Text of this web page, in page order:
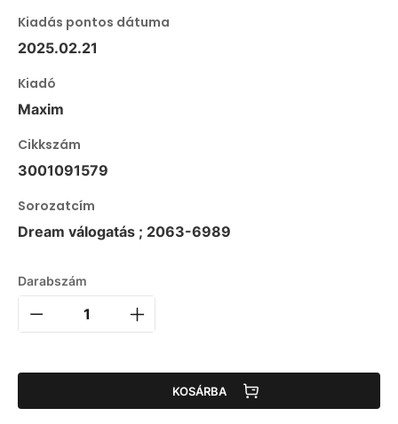
Kiadás pontos dátuma
2025.02.21
Kiadó
Maxim
Cikkszám
3001091579
Sorozatcím
Dream válogatás ; 2063-6989
Darabszám
KOSÁRBA